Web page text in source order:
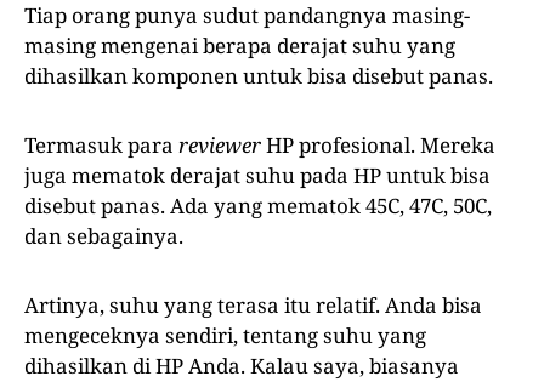
Tiap orang punya sudut pandangnya masing-
masing mengenai berapa derajat suhu yang
dihasilkan komponen untuk bisa disebut panas.
Termasuk para reviewerHP profesional. Mereka
juga mematok derajat suhu pada HP untuk bisa
disebut panas. Ada yang mematok 45C, 47C, 50C,
dan sebagainya.
Artinya, suhu yang terasa itu relatif. Anda bisa
mengeceknya sendiri, tentang suhu yang
dihasilkan di HP Anda. Kalau saya, biasanya